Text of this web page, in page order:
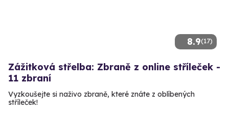
8.9(17)
Zážitková střelba: Zbraně z online stříleček -
11 zbraní
Vyzkoušejte si naživo zbraně, které znáte z oblíbených
stříleček!